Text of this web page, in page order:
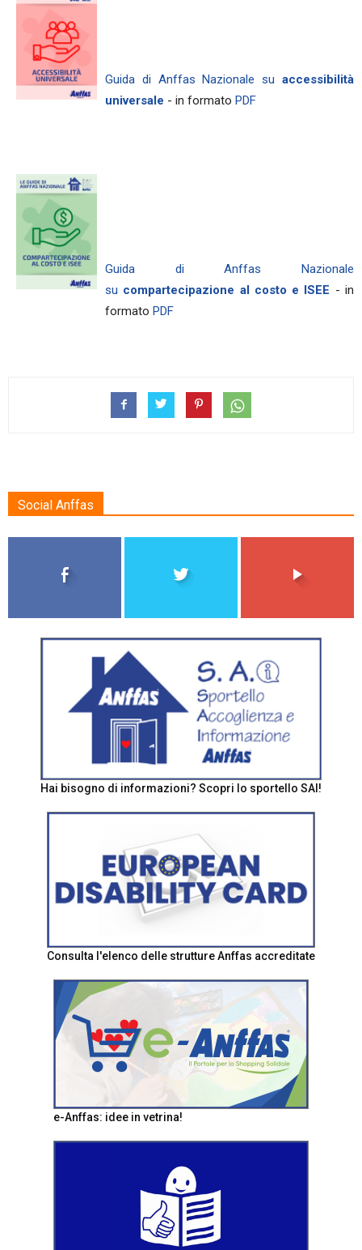
Guida di Anffas Nazionale su accessibilità
universale - in formato PDF
Guida di Anffas Nazionale
su compartecipazione al costo e ISEE - in
formato PDF
Social Anffas
Hai bisogno di informazioni? Scopri lo sportello SAI!
Consulta l'elenco delle strutture Anffas accreditate
e-Anffas: idee in vetrina!